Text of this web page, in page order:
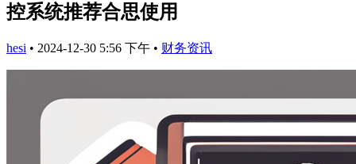
控系统推荐合思使用
hesi • 2024-12-30 5:56 下午 • 财务资讯